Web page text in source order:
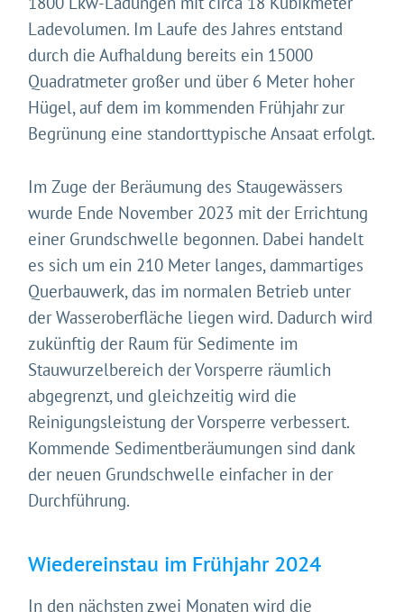
Ladevolumen. Im Laufe des Jahres entstand
durch die Aufhaldung bereits ein 15000
Quadratmeter großer und über 6 Meter hoher
Hügel, auf dem im kommenden Frühjahr zur
Begrünung eine standorttypische Ansaat erfolgt.
Im Zuge der Beräumung des Staugewässers
wurde Ende November 2023 mit der Errichtung
einer Grundschwelle begonnen. Dabei handelt
es sich um ein 210 Meter langes, dammartiges
Querbauwerk, das im normalen Betrieb unter
der Wasseroberfläche liegen wird. Dadurch wird
zukünftig der Raum für Sedimente im
Stauwurzelbereich der Vorsperre räumlich
abgegrenzt, und gleichzeitig wird die
Reinigungsleistung der Vorsperre verbessert.
Kommende Sedimentberäumungen sind dank
der neuen Grundschwelle einfacher in der
Durchführung.
Wiedereinstau im Frühjahr 2024
In den nächsten zwei Monaten wird die
Technologien auf unserer Website nutzen. Einige sind
essenziell, Youtube und Matomo helfen uns diese
Website und Ihr Erlebnis zu verbessern.
Impressum&Datenschutz